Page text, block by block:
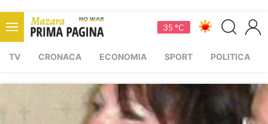
35 °C
TV CRONACA ECONOMIA SPORT POLITICA